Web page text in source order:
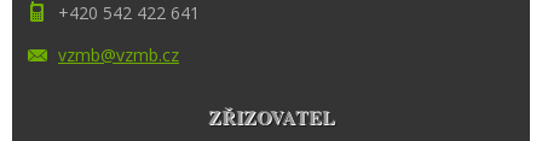
+420 542 422 641
vzmb@vzmb.cz
ZŘIZOVATEL